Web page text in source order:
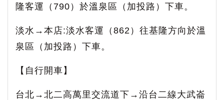
隆客運（790）於溫泉區（加投路）下車。
淡水→本店:淡水客運（862）往基隆方向於溫
泉區（加投路）下車。
【自行開車】
台北→北二高萬里交流道下→沿台二線大武崙